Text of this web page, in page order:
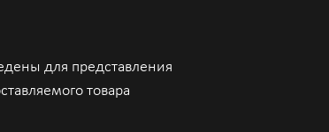
для представления
товара